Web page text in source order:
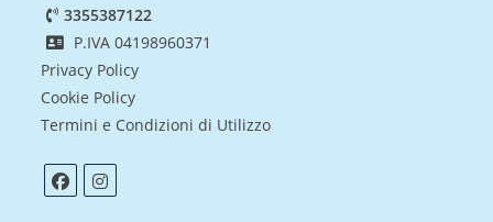
3355387122
P.IVA 04198960371
Privacy Policy
Cookie Policy
Termini e Condizioni di Utilizzo